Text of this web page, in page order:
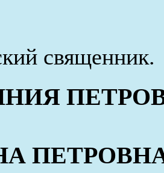
священник.
ПЕТРОВНА